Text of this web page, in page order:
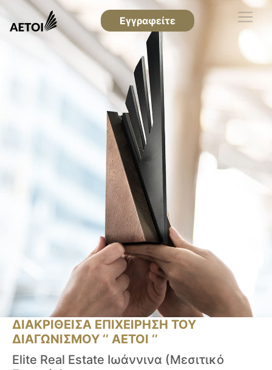
Εγγραφείτε
ΔΙΑΚΡΙΘΕΙΣΑ ΕΠΙΧΕΙΡΗΣΗ ΤΟΥ
ΔΙΑΓΩΝΙΣΜΟΥ ‘’ ΑΕΤΟΙ ‘’
Elite Real Estate Ιωάννινα (Μεσιτικό